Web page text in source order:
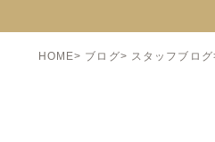
HOME ブログ スタッフブログ